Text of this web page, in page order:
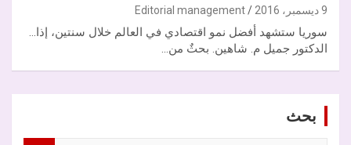
9 ديسمبر، 2016 Editorial management
سوريا ستشهد أفضل نمو اقتصادي في العالم خلال سنتين، إذا…
الدكتور جميل م. شاهين. بحثٌ من…
بحث